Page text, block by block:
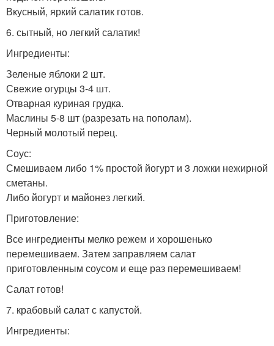
Вкусный, яркий салатик готов.
6. сытный, но легкий салатик!
Ингредиенты:
Зеленые яблоки 2 шт.
Свежие огурцы 3-4 шт.
Отварная куриная грудка.
Маслины 5-8 шт (разрезать на пополам).
Черный молотый перец.
Соус:
Смешиваем либо 1% простой йогурт и 3 ложки нежирной
сметаны.
Либо йогурт и майонез легкий.
Приготовление:
Все ингредиенты мелко режем и хорошенько
перемешиваем. Затем заправляем салат
приготовленным соусом и еще раз перемешиваем!
Салат готов!
7. крабовый салат с капустой.
Ингредиенты: